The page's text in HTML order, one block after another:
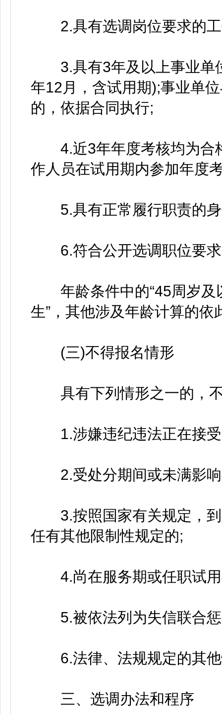
2.具有选调岗位要求的工
3.具有3年及以上事业单
年12月，含试用期);事业单
的，依据合同执行;
4.近3年年度考核均为合
作人员在试用期内参加年度
5.具有正常履行职责的身
6.符合公开选调职位要求
年龄条件中的“45周岁及
生”，其他涉及年龄计算的依
(三)不得报名情形
具有下列情形之一的，不
1.涉嫌违纪违法正在接受
2.受处分期间或未满影响
3.按照国家有关规定，到
任有其他限制性规定的;
4.尚在服务期或任职试用
5.被依法列为失信联合惩
6.法律、法规规定的其他
三、选调办法和程序